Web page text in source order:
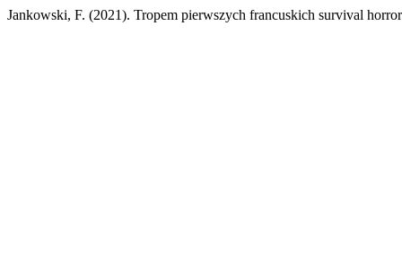
Jankowski, F. (2021). Tropem pierwszych francuskich survival